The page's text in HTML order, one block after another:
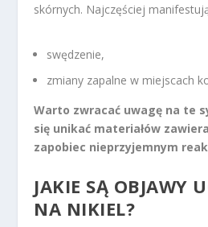
skórnych. Najczęściej
swędzenie,
zmiany zapalne w miejscach
Warto zwracać uwagę na te
się unikać materiałów
zapobiec nieprzyjemnym
JAKIE SĄ OBJAWY
NA NIKIEL?